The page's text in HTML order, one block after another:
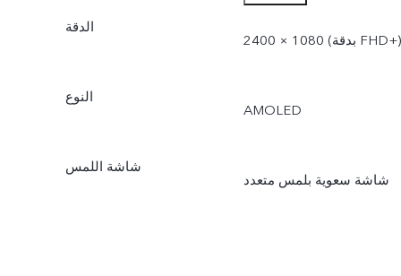
الدقة
2400 × 1080 (بدقة FHD+‎)
النوع
AMOLED
شاشة اللمس
شاشة سعوية بلمس متعدد